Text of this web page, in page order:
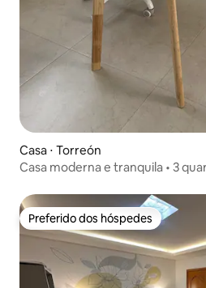
Casa ⋅ Torreón
Casa moderna e tranquila • 3
Preferido dos hóspedes
Preferido dos hóspedes